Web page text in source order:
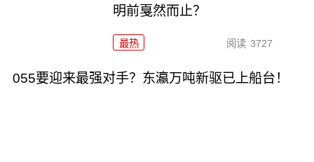
明前戛然而止？
最热 阅读 3727
055要迎来最强对手？东瀛万吨新驱已上船台！